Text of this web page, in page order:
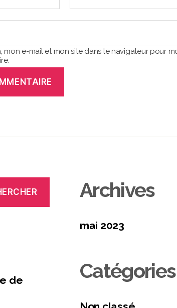
mon e-mail et mon site dans le navigateur pour
de
Archives
mai 2023
Catégories